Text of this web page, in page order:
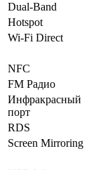
Dual-Band
Hotspot
Wi-Fi Direct
NFC
FM Радио
Инфракрасный
порт
RDS
Screen Mirroring